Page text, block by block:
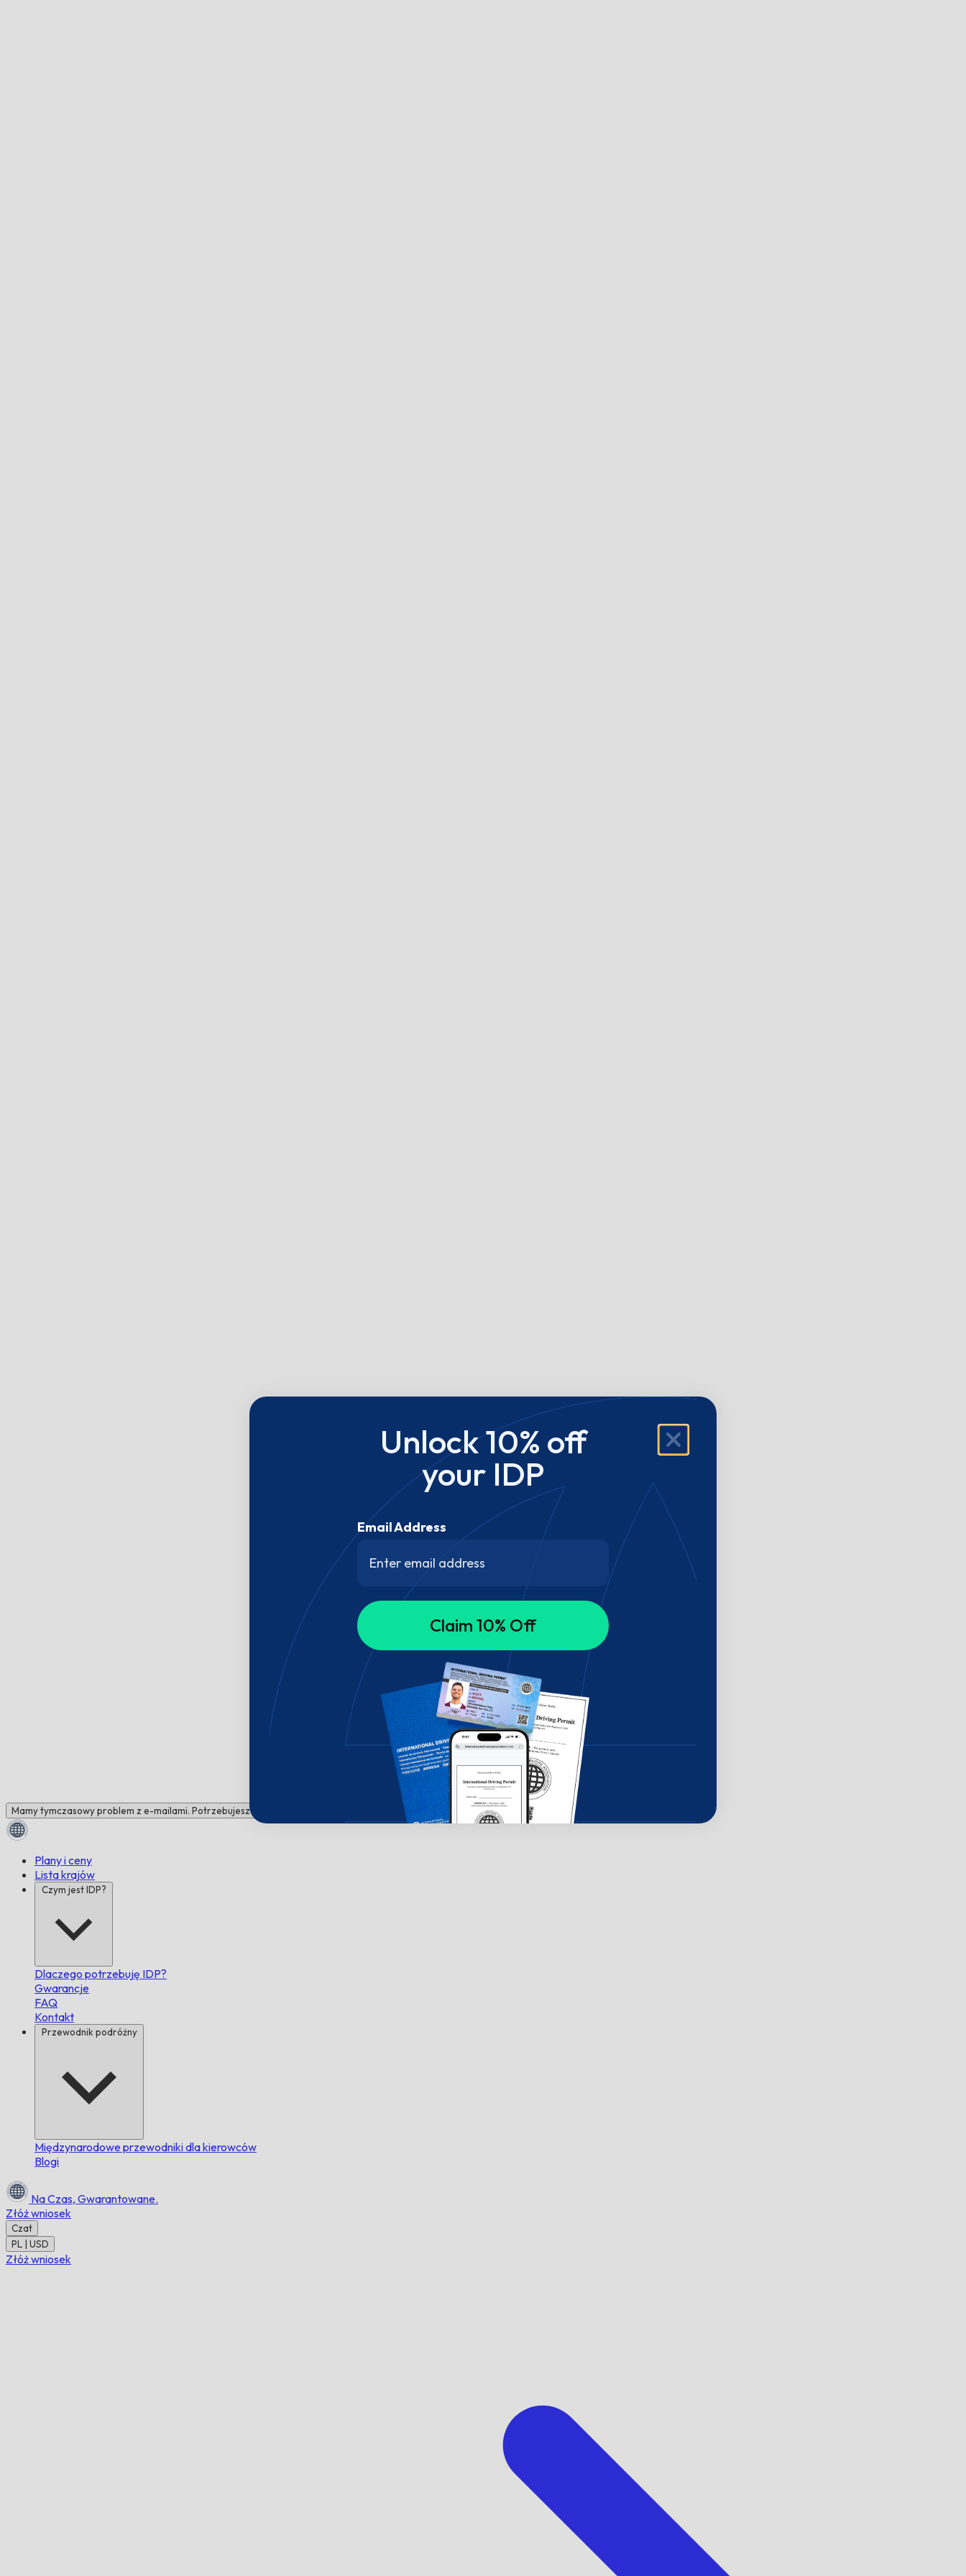
Mamy tymczasowy problem z e-mailami. Potrzebujesz pomocy? Napisz do nas na czacie!
Plany i ceny
Lista krajów
Czym jest IDP?
Dlaczego potrzebuję IDP?
Gwarancje
FAQ
Kontakt
Przewodnik podróżny
Międzynarodowe przewodniki dla kierowców
Blogi
Na Czas, Gwarantowane.
Złóż wniosek
Czat
PL | USD
Złóż wniosek
Unlock 10% off
your IDP
Email Address
Claim 10% Off